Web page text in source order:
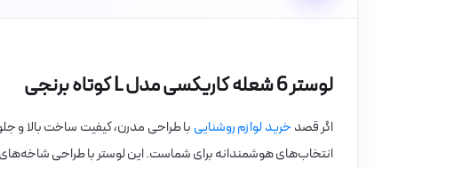
لوستر 6 شعله کاریکسی مدل L کوتاه برنجی
اگر قصدخرید لوازم روشنایی